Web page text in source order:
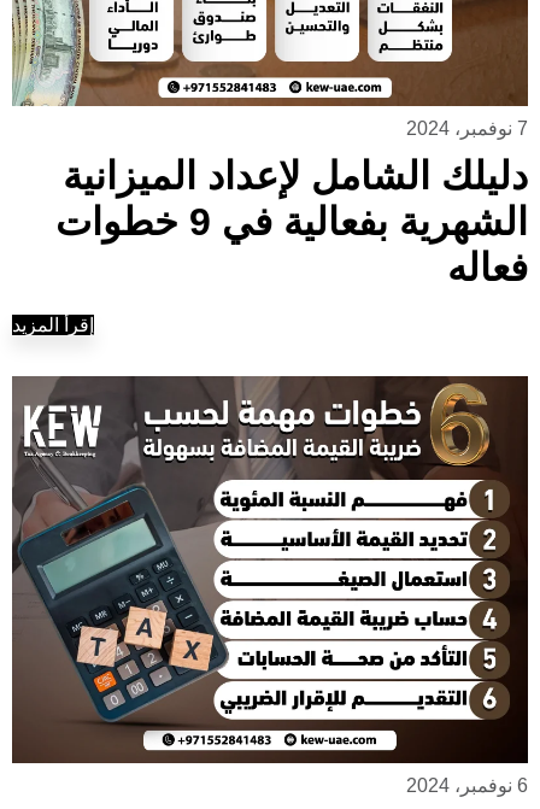
7 نوفمبر، 2024
دليلك الشامل لإعداد الميزانية
الشهرية بفعالية في 9 خطوات
فعاله
إقرأ المزيد
6 نوفمبر، 2024